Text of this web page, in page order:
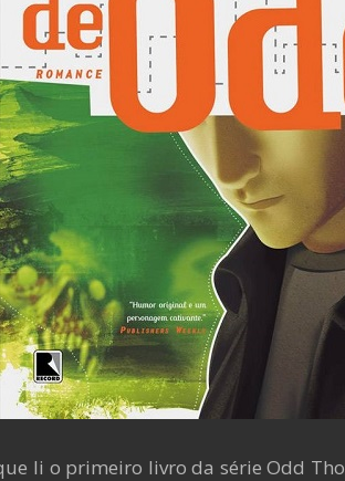
li o primeiro livro da série Odd